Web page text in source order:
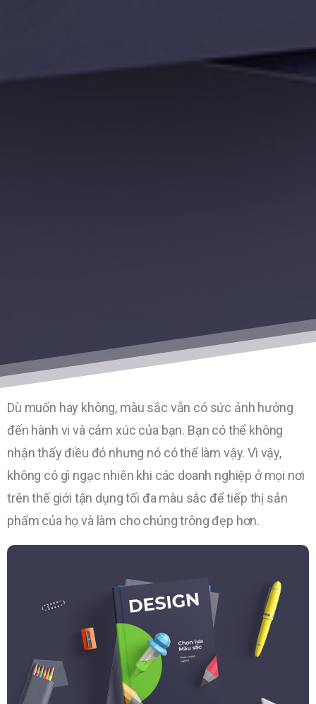
Dù muốn hay không, màu sắc vẫn có sức ảnh hưởng
đến hành vi và cảm xúc của bạn. Bạn có thể không
nhận thấy điều đó nhưng nó có thể làm vậy. Vì vậy,
không có gì ngạc nhiên khi các doanh nghiệp ở mọi nơi
trên thế giới tận dụng tối đa màu sắc để tiếp thị sản
phẩm của họ và làm cho chúng trông đẹp hơn.